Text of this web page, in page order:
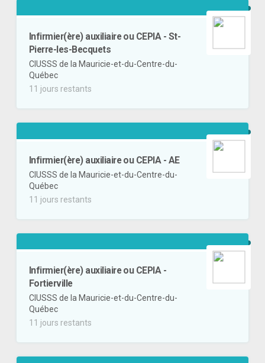
Infirmier(ère) auxiliaire ou CEPIA - St-
Pierre-les-Becquets
CIUSSS de la Mauricie-et-du-Centre-du-
Québec
11 jours restants
Infirmier(ère) auxiliaire ou CEPIA - AE
CIUSSS de la Mauricie-et-du-Centre-du-
Québec
11 jours restants
Infirmier(ère) auxiliaire ou CEPIA -
Fortierville
CIUSSS de la Mauricie-et-du-Centre-du-
Québec
11 jours restants